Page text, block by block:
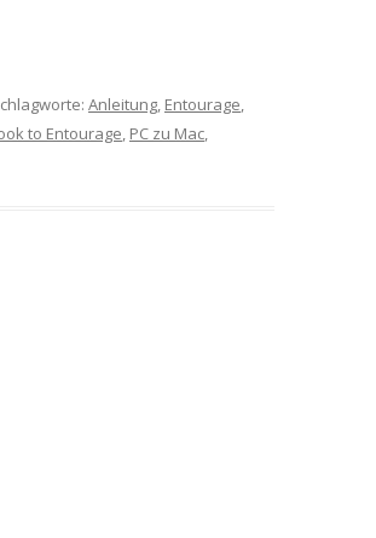
Anleitung, Entourage,
to Entourage, PC zu Mac,